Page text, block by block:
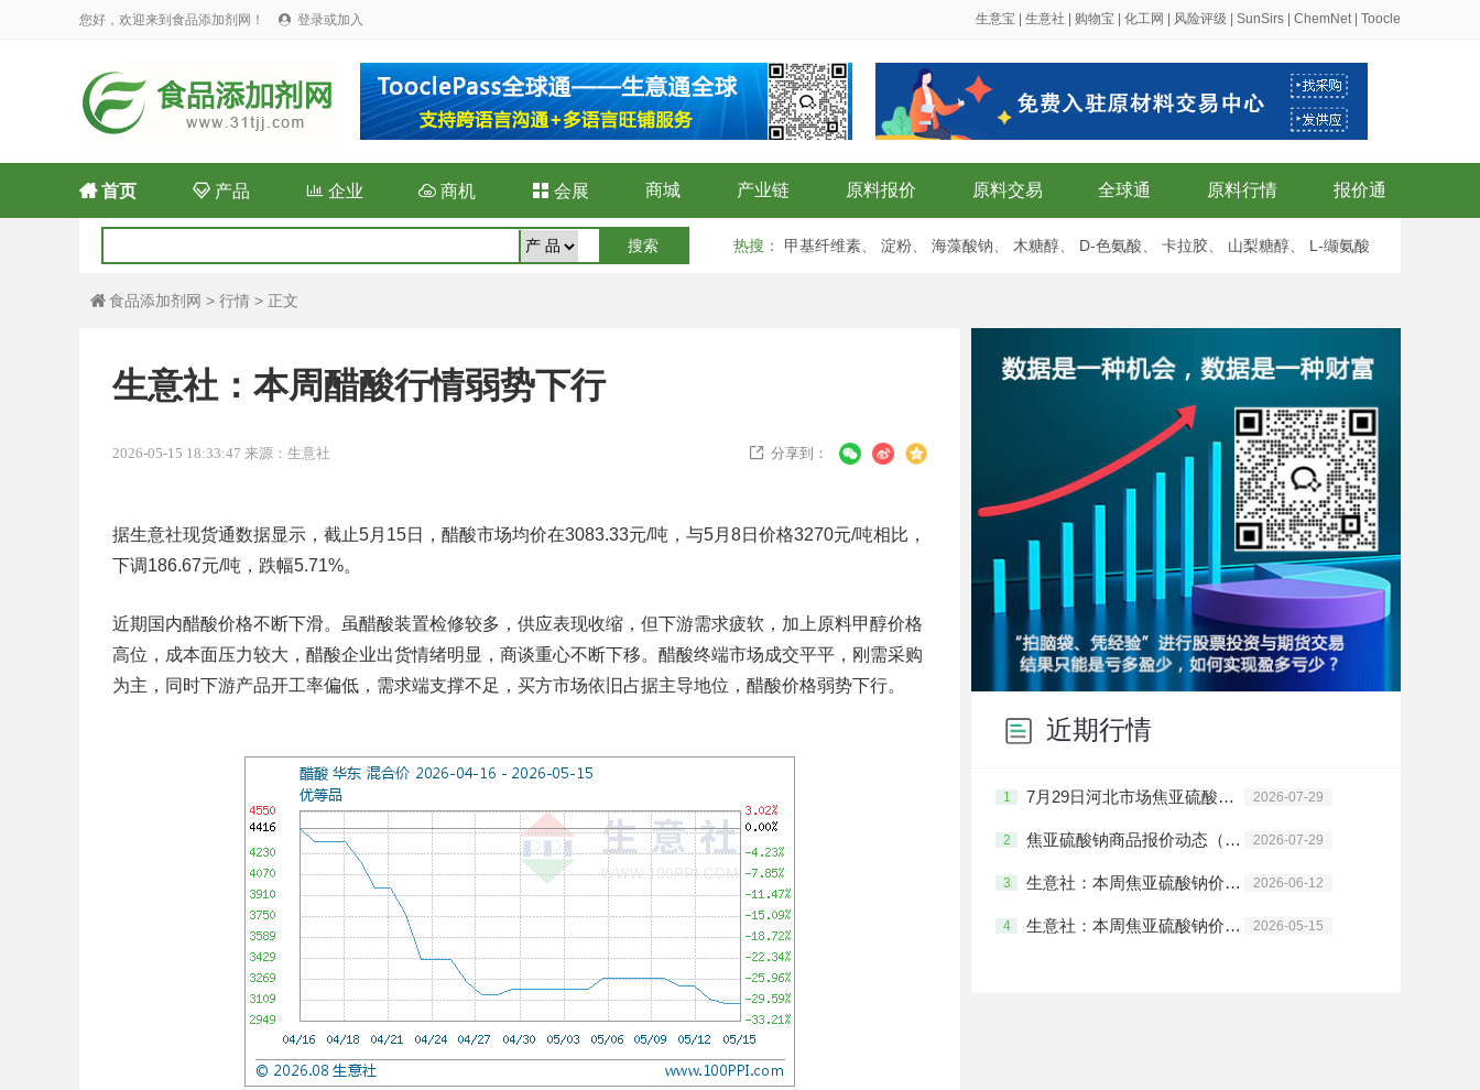
您好，欢迎来到食品添加剂网！  登录或加入 生意宝 生意社 购物宝 化工网 风险评级 SunSirs ChemNet| Toocle
首页 产品 企业  商机  会展 商城 产业链 原料报价 原料交易 全球通 原料行情 报价通
热搜 ： 甲基纤维素 淀粉 海藻酸钠 木糖醇 D-色氨酸 卡拉胶 山梨糖醇 L-缬氨酸
 食品添加剂网 > 行情 > 正文
生意社：本周醋酸行情弱势下行
2026-05-15 18:33:47 来源：生意社  分享到：
据生意社现货通数据显示，截止5月15日，醋酸市场均价在3083.33元/吨，与5月8日价格3270元/吨相比，
下调186.67元/吨，跌幅5.71%。
近期国内醋酸价格不断下滑。虽醋酸装置检修较多，供应表现收缩，但下游需求疲软，加上原料甲醇价格
高位，成本面压力较大，醋酸企业出货情绪明显，商谈重心不断下移。醋酸终端市场成交平平，刚需采购
为主，同时下游产品开工率偏低，需求端支撑不足，买方市场依旧占据主导地位，醋酸价格弱势下行。
近期行情
1 7月29日河北市场焦亚硫酸钠价格动态 2026-07-29
2 焦亚硫酸钠商品报价动态（2026-07-29） 2026-07-29
3 生意社：本周焦亚硫酸钠价格上涨(6.8-6.12） 2026-06-12
4 生意社：本周焦亚硫酸钠价格上涨(5.11-5.15) 2026-05-15